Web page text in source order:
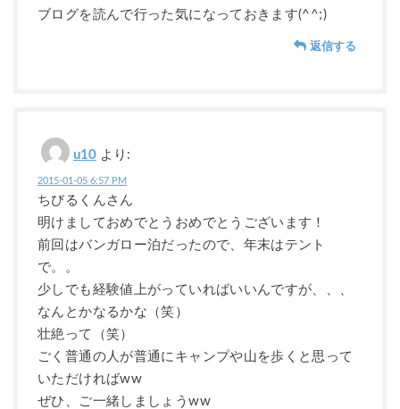
ブログを読んで行った気になっておきます(^^;)
返信する
u10 より:
2015-01-05 6:57 PM
ちびるくんさん
明けましておめでとうおめでとうございます！
前回はバンガロー泊だったので、年末はテント
で。。
少しでも経験値上がっていればいいんですが、、、
なんとかなるかな（笑）
壮絶って（笑）
ごく普通の人が普通にキャンプや山を歩くと思って
いただければww
ぜひ、ご一緒しましょうww